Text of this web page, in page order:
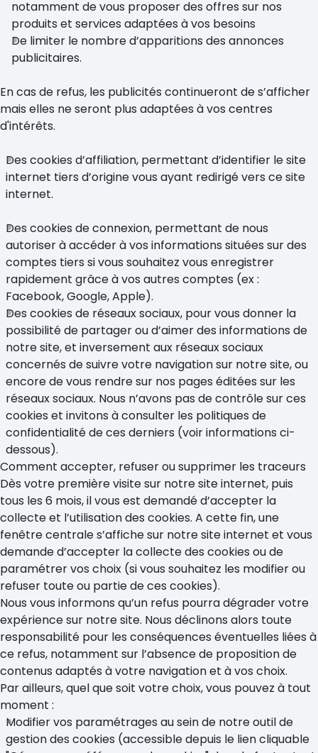
notamment de vous proposer des offres sur nos
produits et services adaptées à vos besoins
De limiter le nombre d’apparitions des annonces
publicitaires.
En cas de refus, les publicités continueront de s’afficher
mais elles ne seront plus adaptées à vos centres
d'intérêts.
Des cookies d’affiliation, permettant d’identifier le site
internet tiers d’origine vous ayant redirigé vers ce site
internet.
Des cookies de connexion, permettant de nous
autoriser à accéder à vos informations situées sur des
comptes tiers si vous souhaitez vous enregistrer
rapidement grâce à vos autres comptes (ex :
Facebook, Google, Apple).
Des cookies de réseaux sociaux, pour vous donner la
possibilité de partager ou d’aimer des informations de
notre site, et inversement aux réseaux sociaux
concernés de suivre votre navigation sur notre site, ou
encore de vous rendre sur nos pages éditées sur les
réseaux sociaux. Nous n’avons pas de contrôle sur ces
cookies et invitons à consulter les politiques de
confidentialité de ces derniers (voir informations ci-
dessous).
Comment accepter, refuser ou supprimer les traceurs
Dès votre première visite sur notre site internet, puis
tous les 6 mois, il vous est demandé d’accepter la
collecte et l’utilisation des cookies. A cette fin, une
fenêtre centrale s’affiche sur notre site internet et vous
demande d’accepter la collecte des cookies ou de
paramétrer vos choix (si vous souhaitez les modifier ou
refuser toute ou partie de ces cookies).
Nous vous informons qu’un refus pourra dégrader votre
expérience sur notre site. Nous déclinons alors toute
responsabilité pour les conséquences éventuelles liées à
ce refus, notamment sur l’absence de proposition de
contenus adaptés à votre navigation et à vos choix.
Par ailleurs, quel que soit votre choix, vous pouvez à tout
moment :
Modifier vos paramétrages au sein de notre outil de
gestion des cookies (accessible depuis le lien cliquable